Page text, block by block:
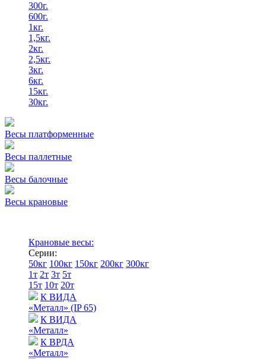
300г.
600г.
1кг.
1,5кг.
2кг.
2,5кг.
3кг.
6кг.
15кг.
30кг.
Весы платформенные
Весы паллетные
Весы балочные
Весы крановые
Крановые весы:
Серии:
50кг 100кг 150кг 200кг 300кг
1т 2т 3т 5т
15т 10т 20т
К ВИДА
«Металл» (IP 65)
К ВИДА
«Металл»
К ВРДА
«Металл»